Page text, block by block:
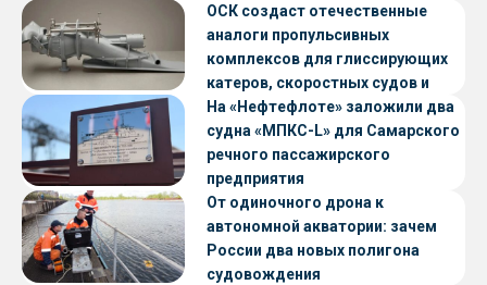
ОСК создаст отечественные
аналоги пропульсивных
комплексов для глиссирующих
катеров, скоростных судов и
судов с малой осадкой
На «Нефтефлоте» заложили два
судна «МПКС-L» для Самарского
речного пассажирского
предприятия
От одиночного дрона к
автономной акватории: зачем
России два новых полигона
судовождения